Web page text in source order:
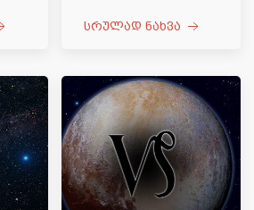
სრულად ნახვა